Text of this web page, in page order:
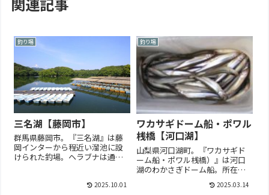
釣り場
三名湖【藤岡市】
群馬県藤岡市。『三名湖』は藤
岡インターから程近い溜池に設
けられた釣場。ヘラブナは通年
2025.10.01
釣り場
ワカサギドーム船・ポワル
桟橋【河口湖】
山梨県河口湖町。『ワカサギド
ーム船・ポワル桟橋）』は河口
湖のわかさぎドーム船。所在地
小立TEL:09014667890Go...2025.03.14